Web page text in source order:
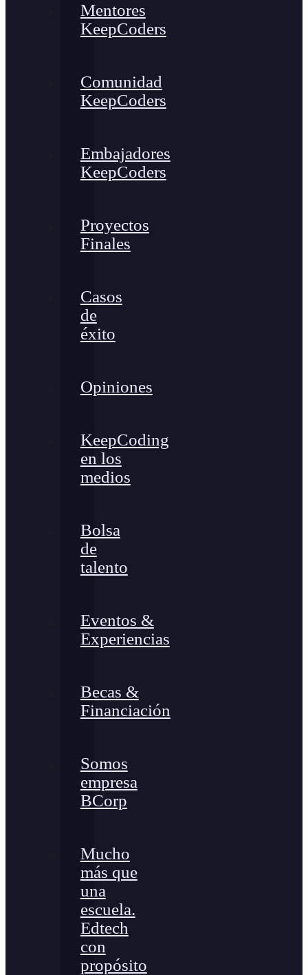
Mentores
KeepCoders
Comunidad
KeepCoders
Embajadores
KeepCoders
Proyectos
Finales
Casos
de
éxito
Opiniones
KeepCoding
en los
medios
Bolsa
de
talento
Eventos &
Experiencias
Becas &
Financiación
Somos
empresa
BCorp
Mucho
más que
una
escuela.
Edtech
con
propósito